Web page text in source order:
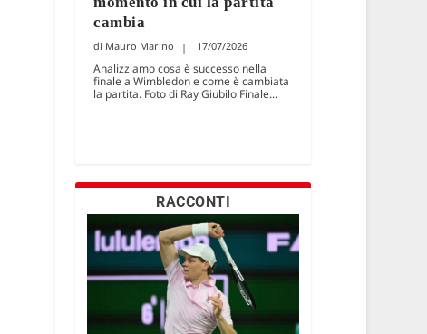
cambia
Mauro Marino 17/07/2026
Analizziamo cosa è successo nella
finale a Wimbledon e come è cambiata
la partita. Foto di Ray Giubilo Finale...
RACCONTI